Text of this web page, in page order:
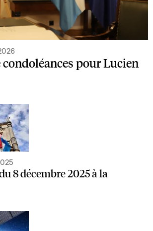
pour Lucien
8 décembre 2025 à la